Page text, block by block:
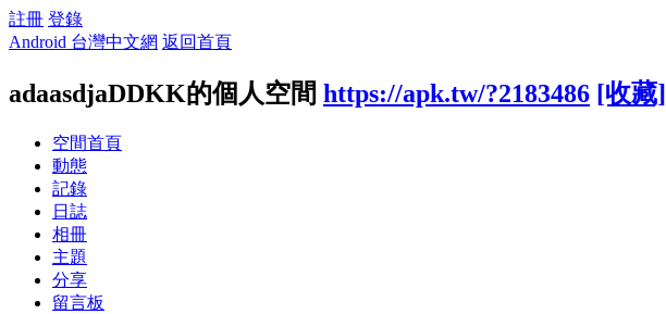
註冊 登錄
Android 台灣中文網 返回首頁
adaasdjaDDKK的個人空間 https://apk.tw/?2183486 [收藏]
空間首頁
動態
記錄
日誌
相冊
主題
分享
留言板